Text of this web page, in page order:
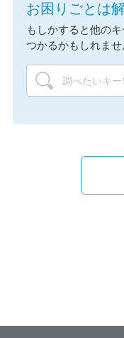
お困りごとは
もしかすると他の
つかるかもしれませ